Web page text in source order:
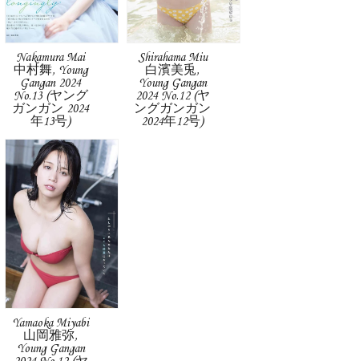
Nakamura Mai
中村舞, Young
Gangan 2024
No.13 (ヤング
ガンガン 2024
年13号)
Shirahama Miu
白濱美兎,
Young Gangan
2024 No.12 (ヤ
ングガンガン
2024年12号)
Yamaoka Miyabi
山岡雅弥,
Young Gangan